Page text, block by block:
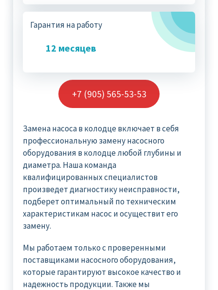
Гарантия на работу
12 месяцев
+7 (905) 565-53-53
Замена насоса в колодце включает в себя
профессиональную замену насосного
оборудования в колодце любой глубины и
диаметра. Наша команда
квалифицированных специалистов
произведет диагностику неисправности,
подберет оптимальный по техническим
характеристикам насос и осуществит его
замену.
Мы работаем только с проверенными
поставщиками насосного оборудования,
которые гарантируют высокое качество и
надежность продукции. Также мы